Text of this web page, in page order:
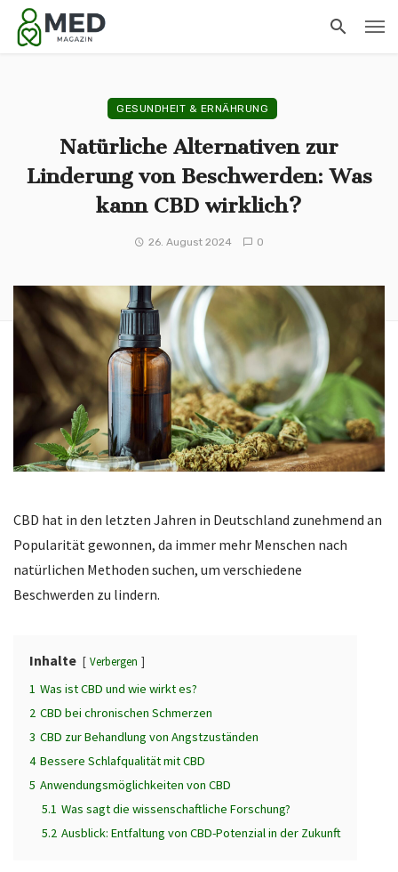
GESUNDHEIT & ERNÄHRUNG
Natürliche Alternativen zur
Linderung von Beschwerden: Was
kann CBD wirklich?
26. August 2024 0
CBD hat in den letzten Jahren in Deutschland zunehmend an
Popularitätgewonnen, da immer mehr Menschen nach
natürlichen Methoden suchen, um verschiedene
Beschwerden zu lindern.
Inhalte Verbergen
1 Was ist CBD und wie wirkt es?
2 CBD bei chronischen Schmerzen
3 CBD zur Behandlung von Angstzuständen
4 Bessere Schlafqualität mit CBD
5 Anwendungsmöglichkeiten von CBD
5.1 Was sagt die wissenschaftliche Forschung?
5.2 Ausblick: Entfaltung von CBD-Potenzial in der Zukunft